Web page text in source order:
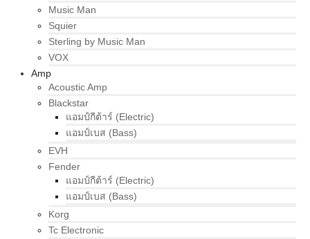
Music Man
Squier
Sterling by Music Man
VOX
Amp
Acoustic Amp
Blackstar
แอมป์กีต้าร์ (Electric)
แอมป์เบส (Bass)
EVH
Fender
แอมป์กีต้าร์ (Electric)
แอมป์เบส (Bass)
Korg
Tc Electronic